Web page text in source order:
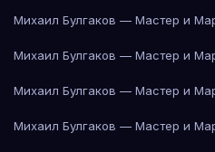
Михаил Булгаков — Мастер и
Михаил Булгаков — Мастер и
Михаил Булгаков — Мастер и
Михаил Булгаков — Мастер и